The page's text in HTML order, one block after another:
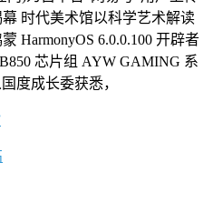
时代美术馆以科学艺术解读
HarmonyOS 6.0.0.100 开辟者
芯片组 AYW GAMING 系
度成长委获悉，